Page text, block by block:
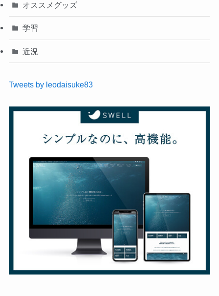
オススメグッズ
学習
近況
Tweets by leodaisuke83